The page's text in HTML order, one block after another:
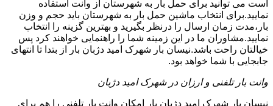
است می توانید برای حمل بار به شهرستان از وانت استفاده
نمایید.برای انتخاب ماشین حمل بار به شهرستان باید حجم و وزن
بار،مدت زمان ارسال را درنظر بگیرید و بهترین گزینه را انتخاب
نمایید.مشاوران ما در این زمینه شما را راهنمایی خواهند کرد پس
خیالتان راحت باشد.نیسان بار شهرک امید دژبان بار از بتدا تا انتهای
جابجایی با شما خواهد بود.
وانت بار تلفنی و ارزان در شهرک امید دژبان
نیسان بار شهرک امید دژبان بار امکان وانت بار تلفنی را هم برای